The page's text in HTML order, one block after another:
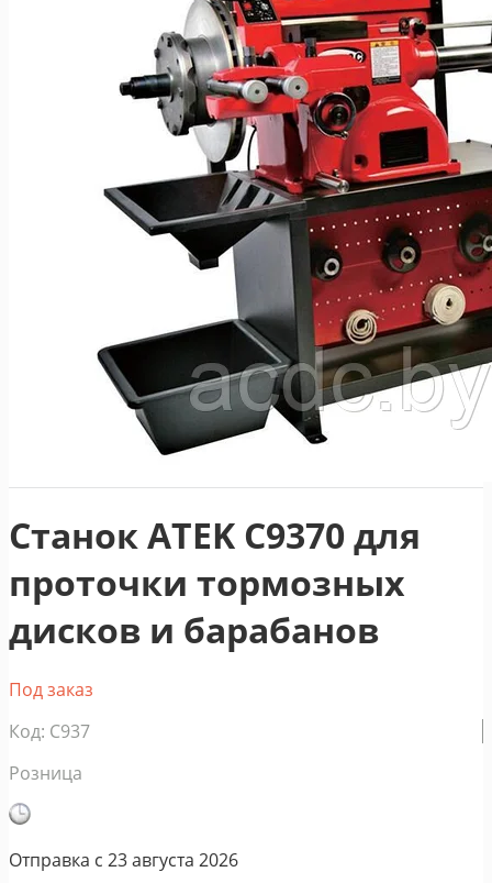
Станок ATEK C9370 для
проточки тормозных
дисков и барабанов
Под заказ
Код: C937
Розница
Отправка с 23 августа 2026